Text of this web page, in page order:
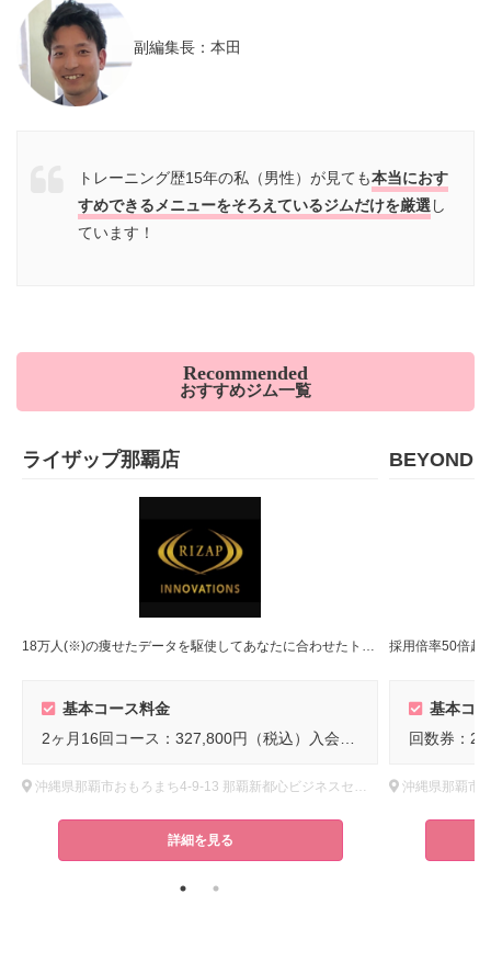
副編集長：本田
トレーニング歴15年の私（男性）が見ても本当におす
すめできるメニューをそろえているジムだけを厳選し
ています！
Recommended
おすすめジム一覧
ライザップ那覇店
18万人(※)の痩せたデータを駆使してあなたに合わせたトレーニングメニューをご提案！(※)2022年8月末時点
基本コース料金
詳細を見る
BEYOND
基本コ
沖縄県那覇市